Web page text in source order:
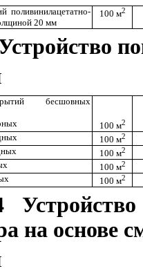
поливинилацетатно-
20 мм
100 м2
бесшовных
100 м2
100 м2
100 м2
100 м2
100 м2
на основе